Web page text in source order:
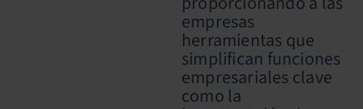
empresas
herramientas que
simplifican funciones
empresariales clave
como la